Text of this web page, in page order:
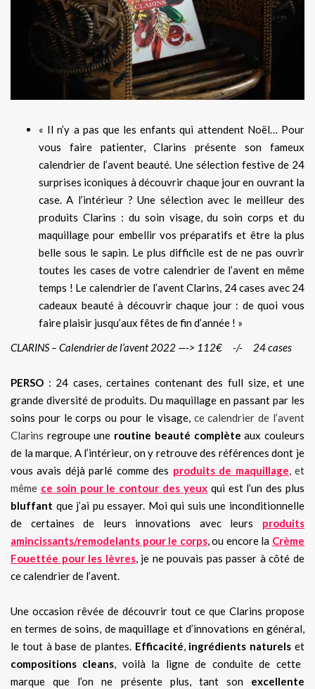
« Il n’y a pas que les enfants qui attendent Noël… Pour
vous faire patienter, Clarins présente son fameux
calendrier de l’avent beauté. Une sélection festive de 24
surprises iconiques à découvrir chaque jour en ouvrant la
case. A l’intérieur ? Une sélection avec le meilleur des
produits Clarins : du soin visage, du soin corps et du
maquillage pour embellir vos préparatifs et être la plus
belle sous le sapin. Le plus difficile est de ne pas ouvrir
toutes les cases de votre calendrier de l’avent en même
temps ! Le calendrier de l’avent Clarins, 24 cases avec 24
cadeaux beauté à découvrir chaque jour : de quoi vous
faire plaisir jusqu’aux fêtes de fin d’année ! »
CLARINS – Calendrier de l’avent 2022 —-> 112€ -/- 24 cases
PERSO : 24 cases, certaines contenant des full size, et une
grande diversité de produits. Du maquillage en passant par les
soins pour le corps ou pour le visage, ce calendrier de l’avent
Clarins regroupe une routine beauté complète aux couleurs
de la marque. A l’intérieur, on y retrouve des références dont je
vous avais déjà parlé comme des produits de maquillage, et
même ce soin pour le contour des yeuxqui est l’un des plus
bluffant que j’ai pu essayer. Moi qui suis une inconditionnelle
de certaines de leurs innovations avec leurs produits
amincissants/remodelants pour le corps, ou encore la Crème
Fouettée pour les lèvres, je ne pouvais pas passer à côté de
ce calendrier de l’avent.
Une occasion rêvée de découvrir tout ce que Clarins propose
en termes de soins, de maquillage et d’innovations en général,
le tout à base de plantes. Efficacité, ingrédients naturels et
compositions cleans, voilà la ligne de conduite de cette
marque que l’on ne présente plus, tant son excellente